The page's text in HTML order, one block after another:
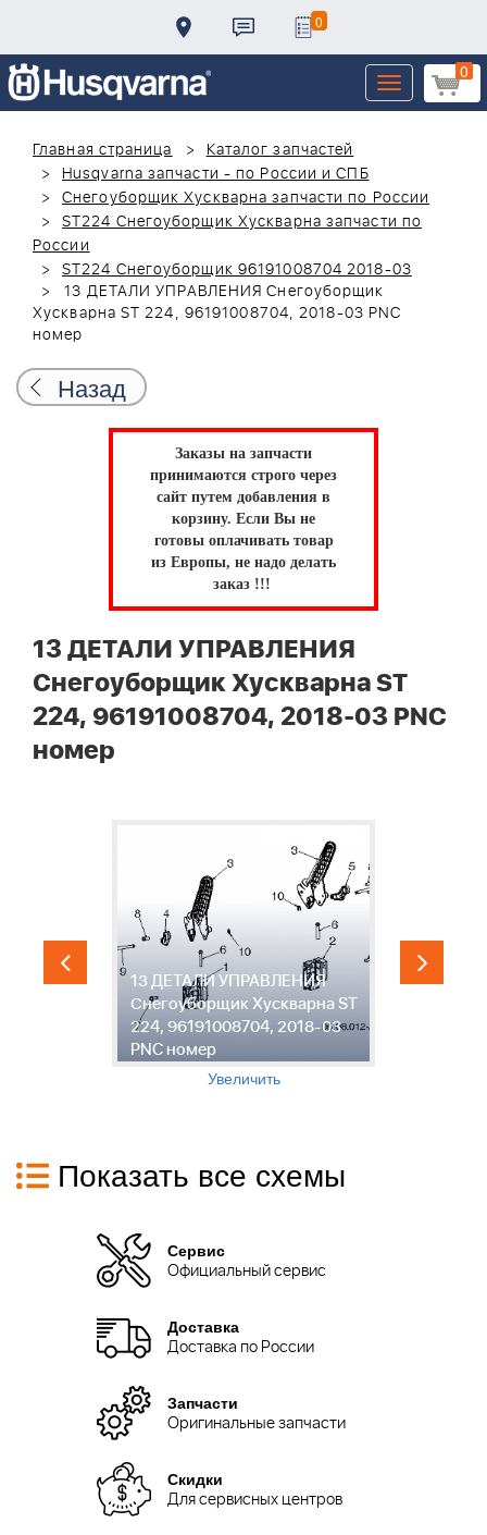
0
0
Toggle
navigation
Главная страница
Каталог запчастей
Husqvarna запчасти - по России и СПБ
Снегоуборщик Хускварна запчасти по России
ST224 Снегоуборщик Хускварна запчасти по
России
ST224 Снегоуборщик 96191008704 2018-03
13 ДЕТАЛИ УПРАВЛЕНИЯ Снегоуборщик
Хускварна ST 224, 96191008704, 2018-03 PNC
номер
Назад
Заказы на запчасти
принимаются строго через
сайт путем добавления в
корзину. Если Вы не
готовы оплачивать товар
из Европы, не надо делать
заказ !!!
13 ДЕТАЛИ УПРАВЛЕНИЯ
Снегоуборщик Хускварна ST
224, 96191008704, 2018-03 PNC
номер
13 ДЕТАЛИ УПРАВЛЕНИЯ
Снегоуборщик Хускварна ST
224, 96191008704, 2018-03
PNC номер
Увеличить
Показать все схемы
Сервис
Официальный сервис
Доставка
Доставка по России
Запчасти
Оригинальные запчасти
Скидки
Для сервисных центров